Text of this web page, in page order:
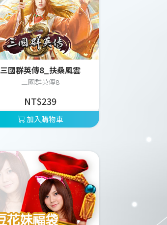
三國群英傳8_扶桑風雲
三國群英傳8
NT$239
加入購物車